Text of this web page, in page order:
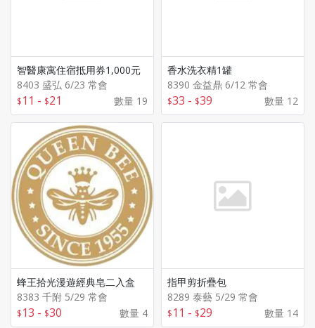
智醫康寓住宿抵用券1,000元
8403 盛弘 6/23 常會
11 - 21 數量 19
香水洗衣精1罐
8390 金益鼎 6/12 常會
33 - 39 數量 12
蜂王拾光漫遊經典皂二入盒
8383 千附 5/29 常會
13 - 30 數量 4
指甲剪折疊包
8289 泰藝 5/29 常會
11 - 29 數量 14